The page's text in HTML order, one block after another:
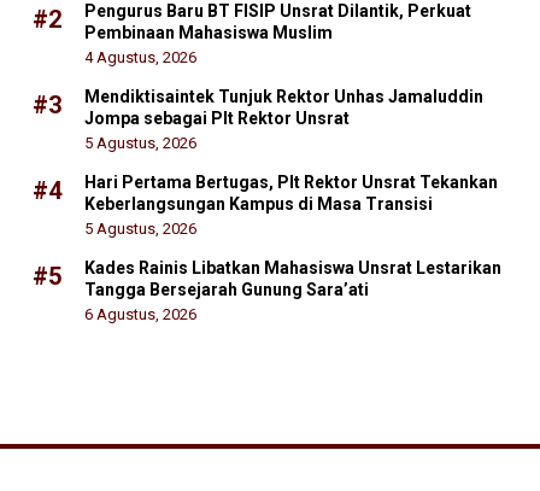
#2
Pengurus Baru BT FISIP Unsrat Dilantik, Perkuat
Pembinaan Mahasiswa Muslim
4 Agustus, 2026
#3
Mendiktisaintek Tunjuk Rektor Unhas Jamaluddin
Jompa sebagai Plt Rektor Unsrat
5 Agustus, 2026
#4
Hari Pertama Bertugas, Plt Rektor Unsrat Tekankan
Keberlangsungan Kampus di Masa Transisi
5 Agustus, 2026
#5
Kades Rainis Libatkan Mahasiswa Unsrat Lestarikan
Tangga Bersejarah Gunung Sara’ati
6 Agustus, 2026